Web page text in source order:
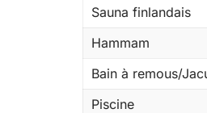
Sauna finlandais
Hammam
Bain à remous/
Piscine